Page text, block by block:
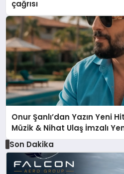
çağrısı
Onur Şanlı’dan Yazın Yeni
Müzik & Nihat Ulaş İmzalı
Son Dakika